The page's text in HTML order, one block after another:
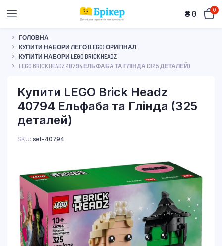
₴ 0 0
ГОЛОВНА
КУПИТИ НАБОРИ ЛЕГО (LEGO) ОРИГІНАЛ
КУПИТИ НАБОРИ LEGO BRICK HEADZ
LEGO BRICK HEADZ 40794 ЕЛЬФАБА ТА ГЛІНДА (325 ДЕТАЛЕЙ)
Купити LEGO Brick Headz
40794 Ельфаба та Глінда (325
деталей)
SKU: set-40794